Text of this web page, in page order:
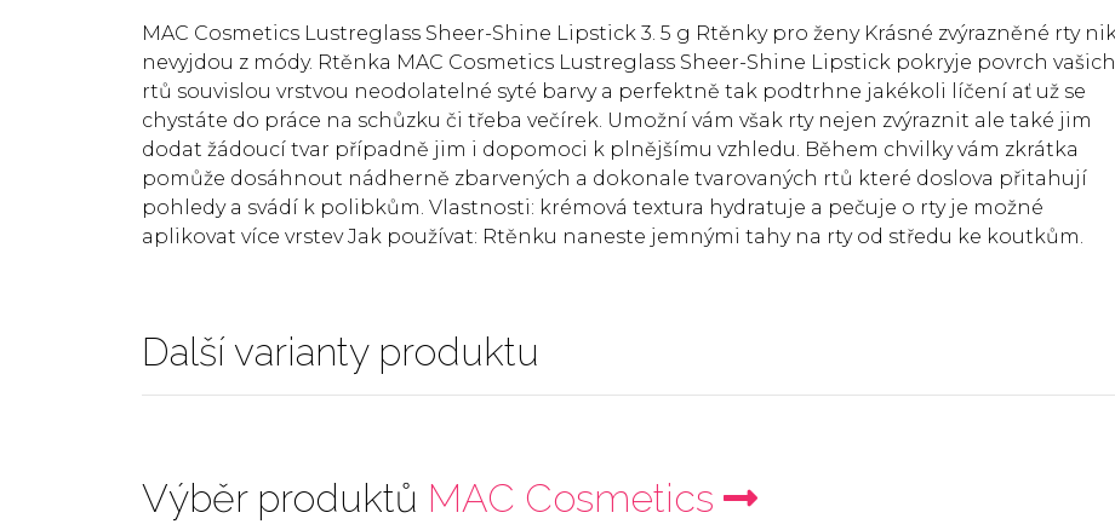
MAC Cosmetics Lustreglass Sheer-Shine Lipstick 3. 5 g Rtěnky pro ženy Krásné zvýrazněné rty
nevyjdou z módy. Rtěnka MAC Cosmetics Lustreglass Sheer-Shine Lipstick pokryje povrch vašich
rtů souvislou vrstvou neodolatelné syté barvy a perfektně tak podtrhne jakékoli líčení ať už se
chystáte do práce na schůzku či třeba večírek. Umožní vám však rty nejen zvýraznit ale také jim
dodat žádoucí tvar případně jim i dopomoci k plnějšímu vzhledu. Během chvilky vám zkrátka
pomůže dosáhnout nádherně zbarvených a dokonale tvarovaných rtů které doslova přitahují
pohledy a svádí k polibkům. Vlastnosti: krémová textura hydratuje a pečuje o rty je možné
aplikovat více vrstev Jak používat: Rtěnku naneste jemnými tahy na rty od středu ke koutkům.
Další varianty produktu
Výběr produktů MAC Cosmetics